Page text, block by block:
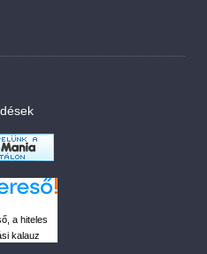
a hiteles
kalauz